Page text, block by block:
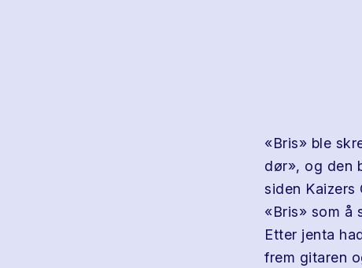
«Bris» ble
dør», og den
siden Kaizers
«Bris» som å
Etter jenta
frem gitaren